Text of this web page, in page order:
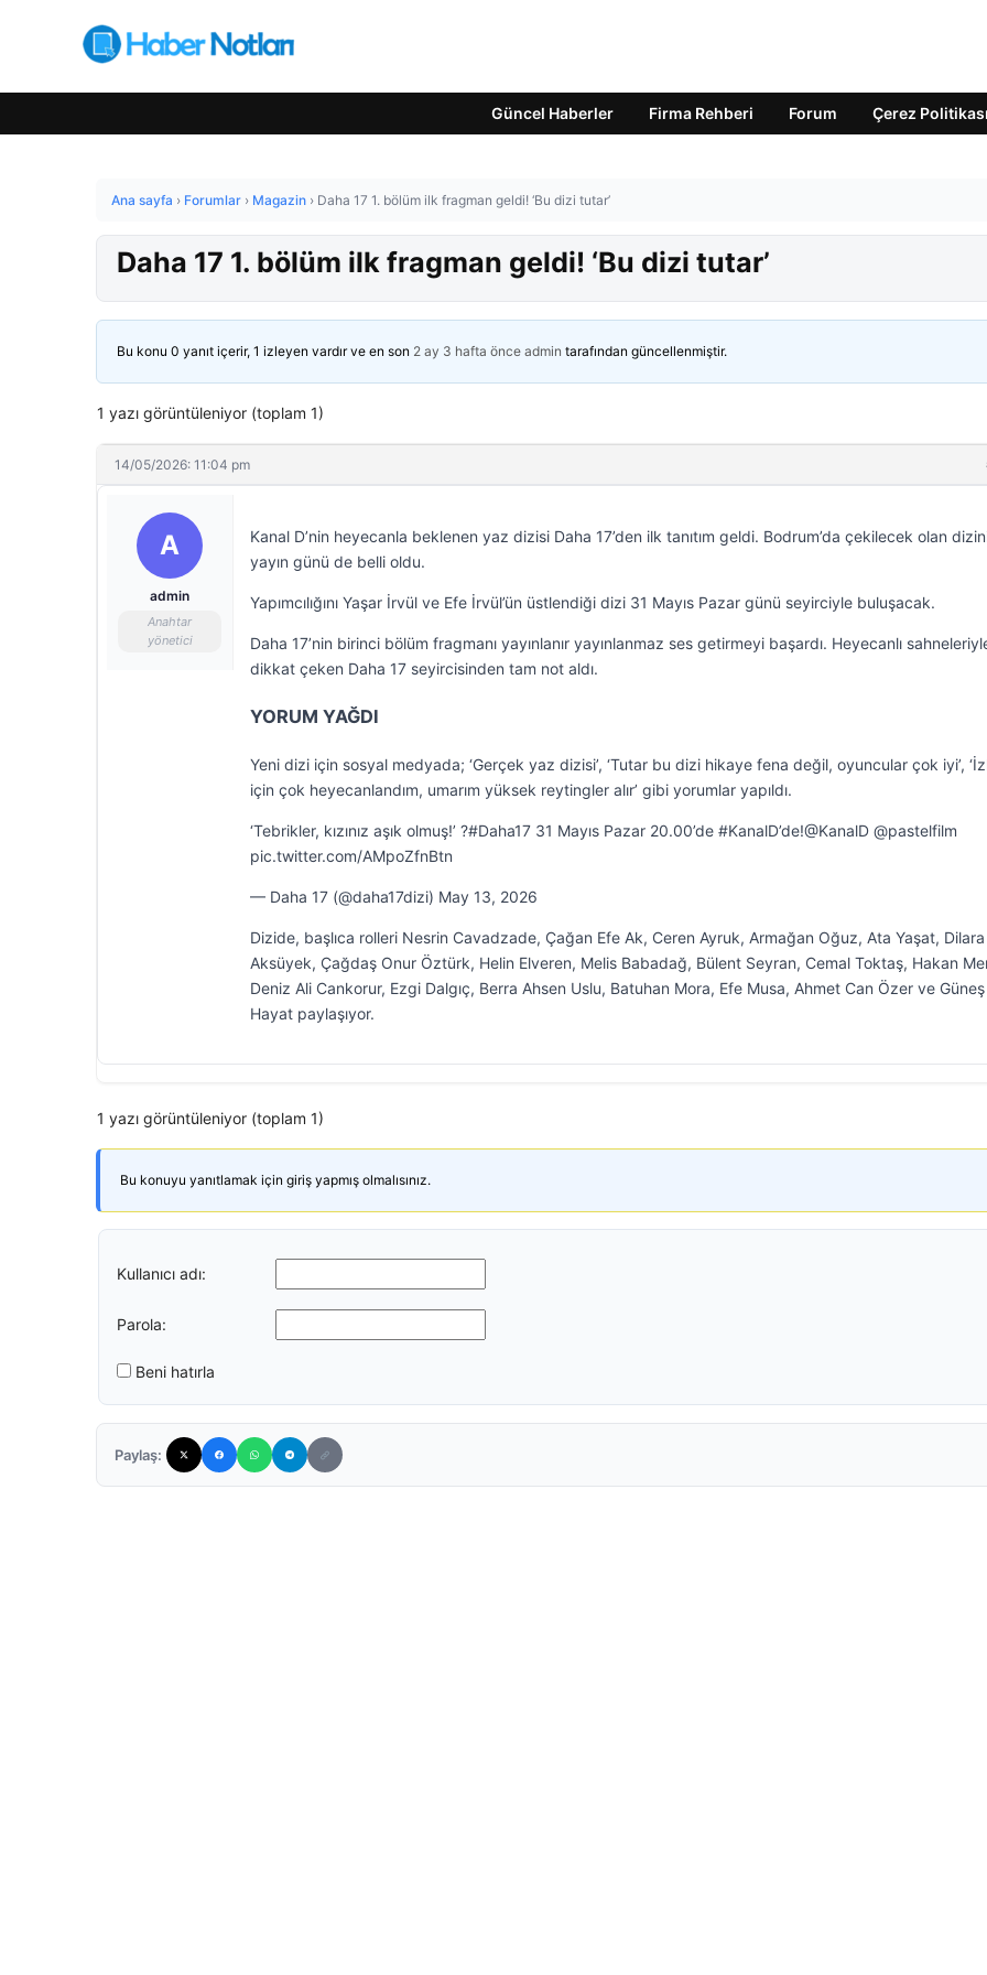
Güncel Haberler Firma Rehberi Forum Çerez Politikası
Ana sayfa › Forumlar › Magazin › Daha 17 1. bölüm ilk fragman geldi! ‘Bu dizi tutar’
Daha 17 1. bölüm ilk fragman geldi! ‘Bu dizi tutar’
Bu konu 0 yanıt içerir, 1 izleyen vardır ve en son 2 ay 3 hafta önce admin tarafından güncellenmiştir.
1 yazı görüntüleniyor (toplam 1)
14/05/2026: 11:04 pm
A
admin
Anahtar
yönetici
Kanal D’nin heyecanla beklenen yaz dizisi Daha 17’den ilk tanıtım geldi. Bodrum’da çekilecek olan
yayın günü de belli oldu.
Yapımcılığını Yaşar İrvül ve Efe İrvül’ün üstlendiği dizi 31 Mayıs Pazar günü seyirciyle buluşacak.
Daha 17’nin birinci bölüm fragmanı yayınlanır yayınlanmaz ses getirmeyi başardı. Heyecanlı
dikkat çeken Daha 17 seyircisinden tam not aldı.
YORUM YAĞDI
Yeni dizi için sosyal medyada; ‘Gerçek yaz dizisi’, ‘Tutar bu dizi hikaye fena değil, oyuncular çok iyi’,
için çok heyecanlandım, umarım yüksek reytingler alır’ gibi yorumlar yapıldı.
‘Tebrikler, kızınız aşık olmuş!’ ?#Daha17 31 Mayıs Pazar 20.00’de #KanalD’de!@KanalD @pastelfilm
pic.twitter.com/AMpoZfnBtn
— Daha 17 (@daha17dizi) May 13, 2026
Dizide, başlıca rolleri Nesrin Cavadzade, Çağan Efe Ak, Ceren Ayruk, Armağan Oğuz, Ata Yaşat, Dilara
Aksüyek, Çağdaş Onur Öztürk, Helin Elveren, Melis Babadağ, Bülent Seyran, Cemal Toktaş, Hakan
Deniz Ali Cankorur, Ezgi Dalgıç, Berra Ahsen Uslu, Batuhan Mora, Efe Musa, Ahmet Can Özer ve Güneş
Hayat paylaşıyor.
1 yazı görüntüleniyor (toplam 1)
Bu konuyu yanıtlamak için giriş yapmış olmalısınız.
Kullanıcı adı:
Parola:
Beni hatırla
Paylaş: